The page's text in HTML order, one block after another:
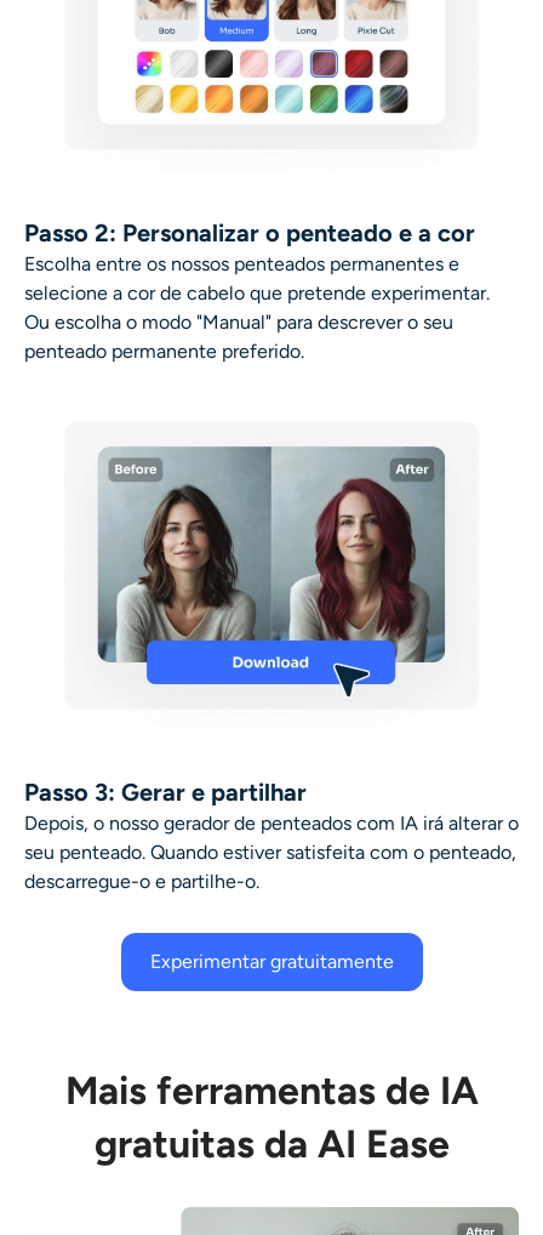
Passo 2: Personalizar o penteado e a cor
Escolha entre os nossos penteados permanentes e
selecione a cor de cabelo que pretende experimentar.
Ou escolha o modo "Manual" para descrever o seu
penteado permanente preferido.
Passo 3: Gerar e partilhar
Depois, o nosso gerador de penteados com IA irá alterar o
seu penteado. Quando estiver satisfeita com o penteado,
descarregue-o e partilhe-o.
Experimentar gratuitamente
Mais ferramentas de IA
gratuitas da AI Ease